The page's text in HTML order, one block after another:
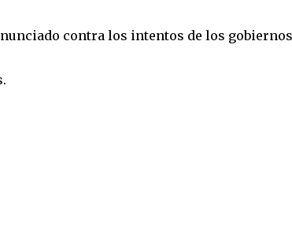
contra los intentos de los